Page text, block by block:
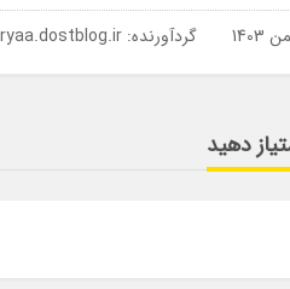
گردآورنده:
دهید